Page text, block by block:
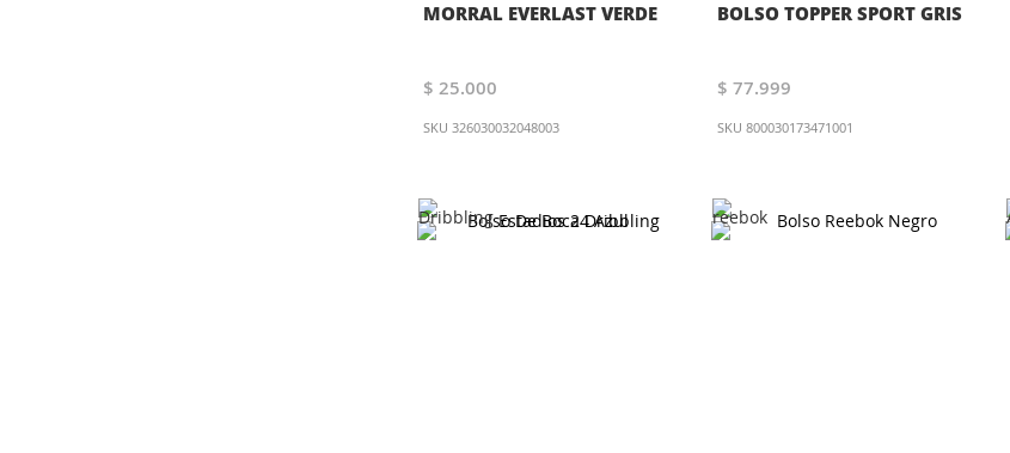
MORRAL EVERLAST VERDE
$ 25.000
SKU 326030032048003
BOLSO TOPPER SPORT GRIS
$ 77.999
SKU 800030173471001